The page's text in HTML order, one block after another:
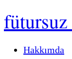
Hakkımda